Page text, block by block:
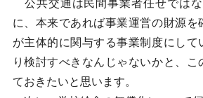
公共交通は民間事業者任せではな
に、本来であれば事業運営の財源を
が主体的に関与する事業制度にして
り検討すべきなんじゃないかと、こ
ておきたいと思います。